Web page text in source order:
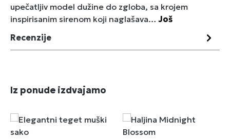
upečatljiv model dužine do zgloba, sa krojem
inspirisanim sirenom koji naglašava…Još
Recenzije
Preskoči galeriju proizvoda
Iz ponude izdvajamo